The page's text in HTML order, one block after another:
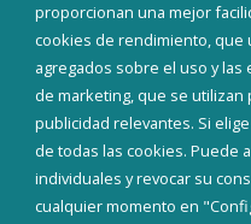
proporcionan una mejor
cookies de rendimiento, que
agregados sobre el uso y las
de marketing, que se
publicidad relevantes. Si elige
de todas las cookies. Puede
individuales y revocar su
cualquier momento en